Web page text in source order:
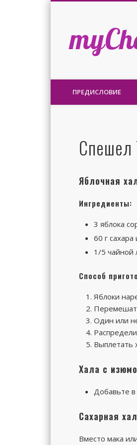
ПРЕДИСЛОВИЕ
Спешел
Яблочная
Ингредиенты:
3 яблока
60 г
1/5 чайной
Способ
Яблоки
Один или
Выплетать
Хала с
Добавьте
Сахарная
Вместо мака